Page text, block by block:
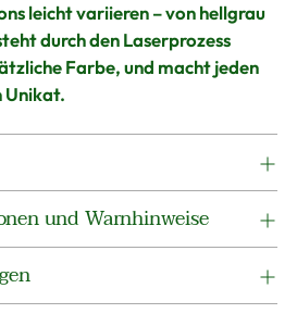
leicht variieren – von hellgrau
durch den Laserprozess
Farbe, und macht jeden
Unikat.
und Warnhinweise